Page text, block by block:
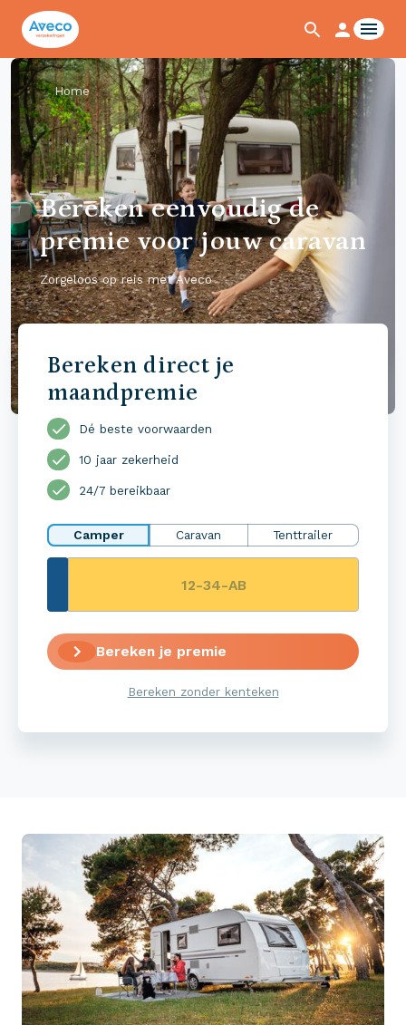
Home
Bereken eenvoudig de
premie voor jouw caravan
Zorgeloos op reis met Aveco
Bereken direct je
maandpremie
Dé beste voorwaarden
10 jaar zekerheid
24/7 bereikbaar
Camper Caravan Tenttrailer
Bereken je premie
Bereken zonder kenteken